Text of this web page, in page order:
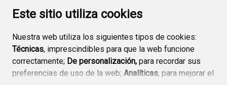
Este sitio utiliza cookies
Nuestra web utiliza los siguientes tipos de cookies:
Técnicas, imprescindibles para que la web funcione
correctamente; De personalización, para recordar sus
preferencias de uso de la web; Analíticas, para mejorar el